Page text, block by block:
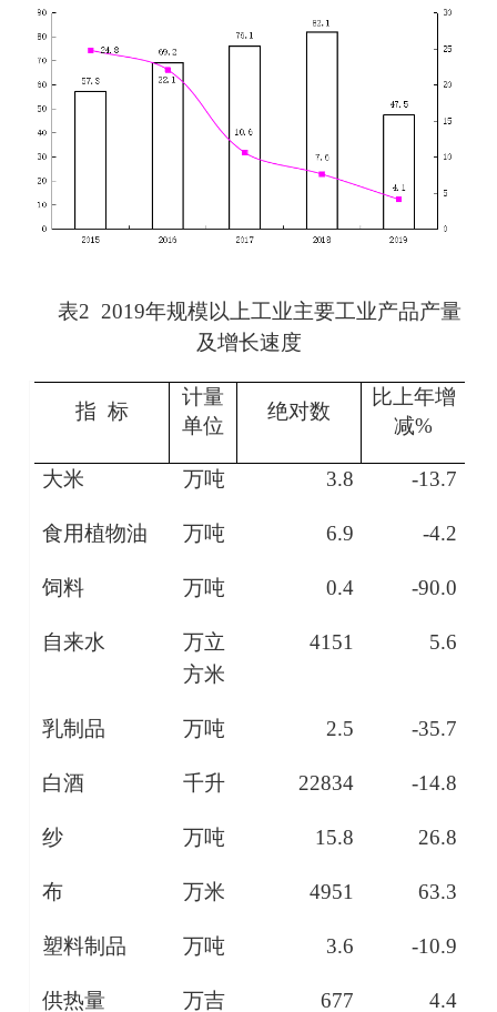
表2 2019年规模以上工业主要工业产品产量
及增长速度
指 标
计量
单位
绝对数
比上年增
减%
大米 万吨 3.8 -13.7
食用植物油 万吨 6.9 -4.2
饲料 万吨 0.4 -90.0
自来水
万立
方米
4151 5.6
乳制品 万吨 2.5 -35.7
白酒 千升 22834 -14.8
纱 万吨 15.8 26.8
布 万米 4951 63.3
塑料制品 万吨 3.6 -10.9
供热量 万吉 677 4.4